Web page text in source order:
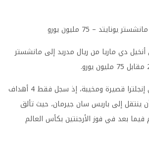
أنخيل دي ماريا من ريال مدريد إلى مانشستر
وكانت تجربة اللاعب في إنجلترا قصيرة ومخيبة، إذ سجل فقط 4 أهداف
إلى باريس سان جيرمان، حيث تألق
بعد في فوز الأرجنتين بكأس العالم